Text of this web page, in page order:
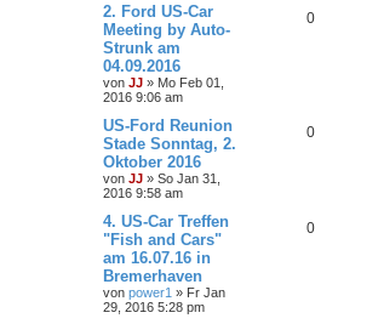
2. Ford US-Car
Meeting by Auto-
Strunk am
04.09.2016
von JJ » Mo Feb 01,
2016 9:06 am
0
US-Ford Reunion
Stade Sonntag, 2.
Oktober 2016
von JJ » So Jan 31,
2016 9:58 am
0
4. US-Car Treffen
"Fish and Cars"
am 16.07.16 in
Bremerhaven
von power1 » Fr Jan
29, 2016 5:28 pm
0